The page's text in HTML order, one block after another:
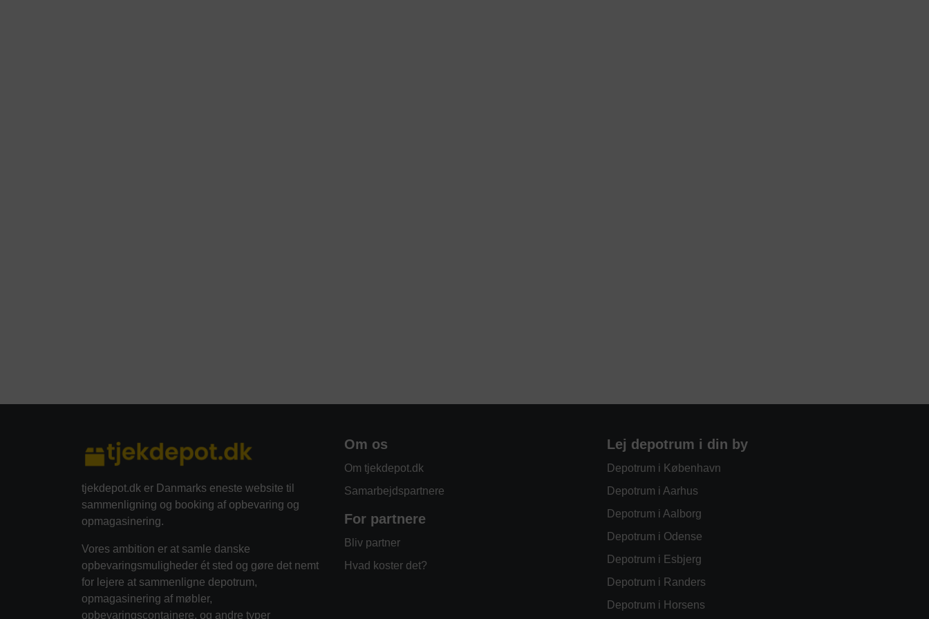
tjekdepot.dk er Danmarks eneste website til
sammenligning og booking af opbevaring og
opmagasinering.
Vores ambition er at samle danske
opbevaringsmuligheder ét sted og gøre det nemt
for lejere at sammenligne depotrum,
opmagasinering af møbler,
opbevaringscontainere, og andre typer
Om os
Om tjekdepot.dk
Samarbejdspartnere
For partnere
Bliv partner
Hvad koster det?
Lej depotrum i din by
Depotrum i København
Depotrum i Aarhus
Depotrum i Aalborg
Depotrum i Odense
Depotrum i Esbjerg
Depotrum i Randers
Depotrum i Horsens